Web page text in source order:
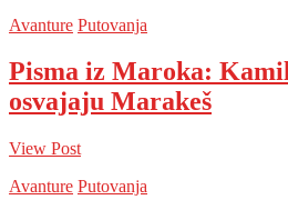
Avanture Putovanja
Pisma iz Maroka:
osvajaju Marakeš
View Post
Avanture Putovanja